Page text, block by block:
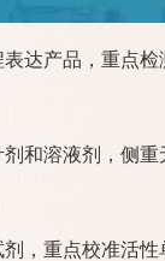
达产品，重点
和溶液剂，侧
，重点校准活